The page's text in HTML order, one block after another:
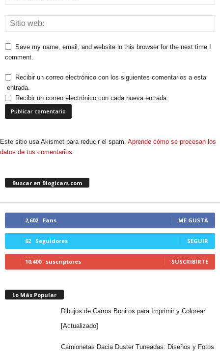
Save my name, email, and website in this browser for the next time I
comment.
Recibir un correo electrónico con los siguientes comentarios a esta
entrada.
Recibir un correo electrónico con cada nueva entrada.
Este sitio usa Akismet para reducir el spam. Aprende cómo se procesan los
datos de tus comentarios.
Buscar en Blogicars.com
2,602 Fans ME GUSTA
62 Seguidores SEGUIR
10,400 suscriptores SUSCRIBIRTE
Lo Más Popular
Dibujos de Carros Bonitos para Imprimir y Colorear
[Actualizado]
Camionetas Dacia Duster Tuneadas: Diseños y Fotos